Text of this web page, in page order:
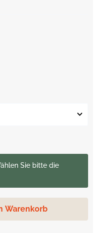
Warenkorb
Sie bitte die